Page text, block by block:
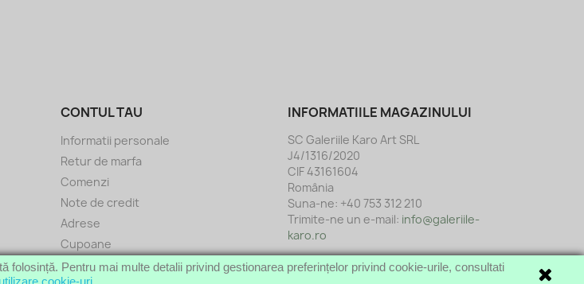
CONTUL TAU
Informatii personale
Retur de marfa
Comenzi
Note de credit
Adrese
Cupoane
INFORMATIILE MAGAZINULUI
SC Galeriile Karo Art SRL
J4/1316/2020
CIF 43161604
România
Suna-ne: +40 753 312 210
Trimite-ne un e-mail: info@galeriile-
karo.ro
Pentru mai multe detalii privind gestionarea preferințelor privind cookie-urile, consultati
cookie-uri
- 2026 Galeriile Karo